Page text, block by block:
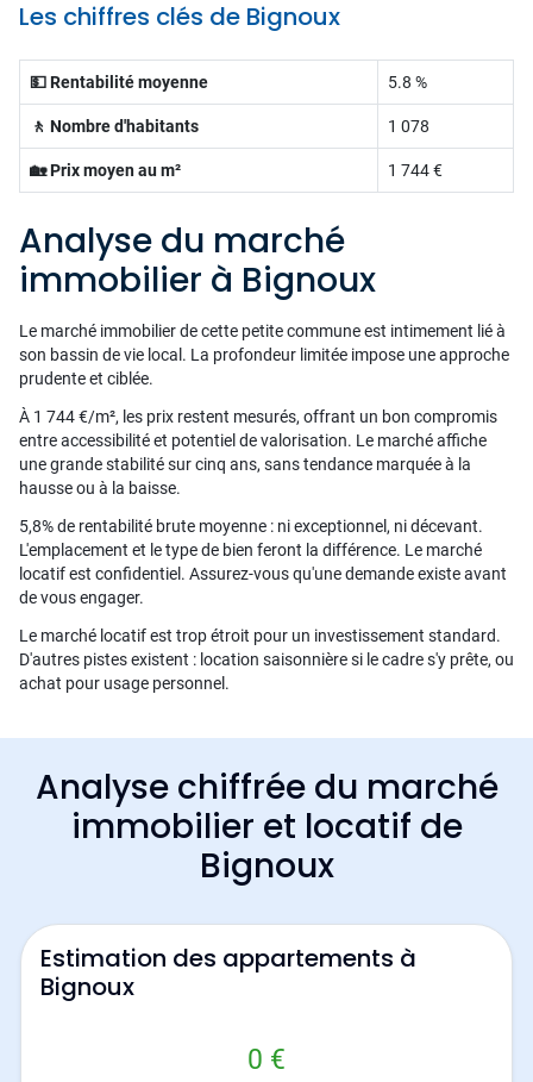
Les chiffres clés de Bignoux
💵 Rentabilité moyenne 5.8 %
🚶 Nombre d'habitants 1 078
🏡 Prix moyen au m² 1 744 €
Analyse du marché
immobilier à Bignoux
Le marché immobilier de cette petite commune est intimement lié à
son bassin de vie local. La profondeur limitée impose une approche
prudente et ciblée.
À 1 744 €/m², les prix restent mesurés, offrant un bon compromis
entre accessibilité et potentiel de valorisation. Le marché affiche
une grande stabilité sur cinq ans, sans tendance marquée à la
hausse ou à la baisse.
5,8% de rentabilité brute moyenne : ni exceptionnel, ni décevant.
L'emplacement et le type de bien feront la différence. Le marché
locatif est confidentiel. Assurez-vous qu'une demande existe avant
de vous engager.
Le marché locatif est trop étroit pour un investissement standard.
D'autres pistes existent : location saisonnière si le cadre s'y prête, ou
achat pour usage personnel.
Analyse chiffrée du marché
immobilier et locatif de
Bignoux
Estimation des appartements à
Bignoux
0 €